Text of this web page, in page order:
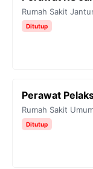
Rumah Sakit
Ditutup
Perawat
Rumah Sakit
Ditutup